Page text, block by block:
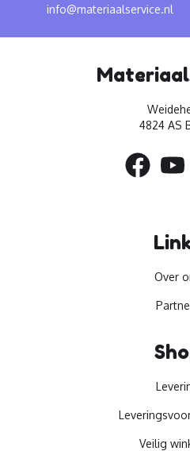
info@materiaalservice.nl
4824 AS
Over
Veilig